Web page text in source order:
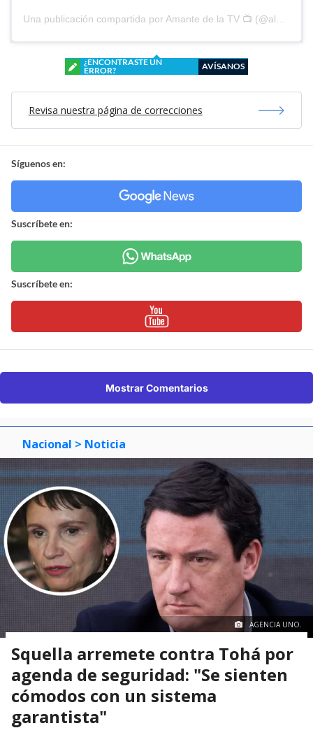
Una publicación compartida por Amante de la TV 📺 (@alguien_te_observa)
¿ENCONTRASTE UN
ERROR?
AVÍSANOS
Revisa nuestra página de correcciones
Síguenos en:
Suscríbete en:
Suscríbete en:
Mostrar Comentarios
Nacional > Noticia
AGENCIA UNO.
Squella arremete contra Tohá por
agenda de seguridad: "Se sienten
cómodos con un sistema
garantista"